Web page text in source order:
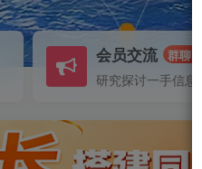
会员交流 群聊
研究探讨一手信息